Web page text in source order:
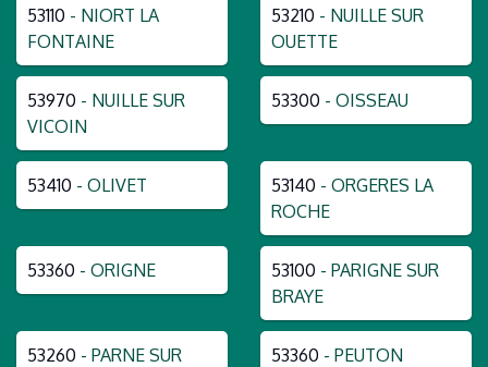
53110 - NIORT LA
FONTAINE
53210 - NUILLE SUR
OUETTE
53970 - NUILLE SUR
VICOIN
53300 - OISSEAU
53410 - OLIVET 53140 - ORGERES LA
ROCHE
53360 - ORIGNE 53100 - PARIGNE SUR
BRAYE
53260 - PARNE SUR
53360 - PEUTON